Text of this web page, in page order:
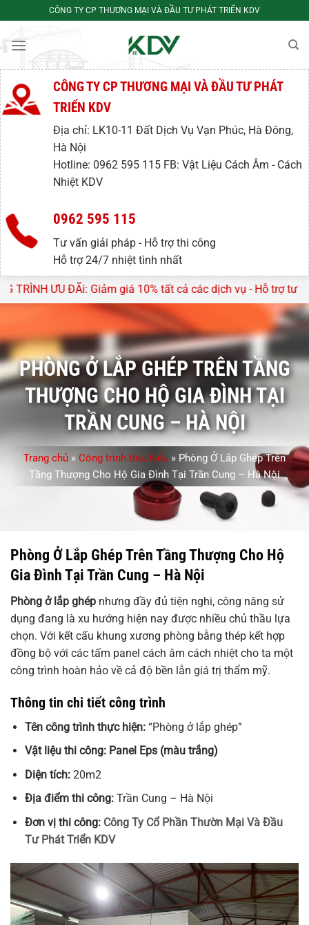
nội
CÔNG TY CP THƯƠNG MẠI VÀ ĐẦU TƯ PHÁT TRIỂN KDV
CÔNG TY CP THƯƠNG MẠI VÀ ĐẦU TƯ PHÁT
TRIỂN KDV
Địa chỉ: LK10-11 Đất Dịch Vụ Vạn Phúc, Hà Đông,
Hà Nội
Hotline: 0962 595 115 FB: Vật Liệu Cách Âm - Cách
Nhiệt KDV
0962 595 115
Tư vấn giải pháp - Hỗ trợ thi công
Hỗ trợ 24/7 nhiệt tình nhất
giá 10% tất cả các dịch vụ - Hỗ trợ tư vấn, lên thiết kế
PHÒNG Ở LẮP GHÉP TRÊN TẦNG
THƯỢNG CHO HỘ GIA ĐÌNH TẠI
TRẦN CUNG – HÀ NỘI
Trang chủ » Công trình tiêu biểu » Phòng Ở Lắp Ghép Trên
Tầng Thượng Cho Hộ Gia Đình Tại Trần Cung – Hà Nội
Phòng Ở Lắp Ghép Trên Tầng Thượng Cho Hộ
Gia Đình Tại Trần Cung – Hà Nội
Phòng ở lắp ghép nhưng đầy đủ tiện nghi, công năng sử
dụng đang là xu hướng hiện nay được nhiều chủ thầu lựa
chọn. Với kết cấu khung xương phòng bằng thép kết hợp
đồng bộ với các tấm panel cách âm cách nhiệt cho ta một
công trình hoàn hảo về cả độ bền lẫn giá trị thẩm mỹ.
Thông tin chi tiết công trình
Tên công trình thực hiện:“Phòng ở lắp ghép”
Vật liệu thi công: Panel Eps (màu trắng)
Diện tích:20m2
Địa điểm thi công:Trần Cung – Hà Nội
Đơn vị thi công:Công Ty Cổ Phần Thườn Mại Và Đầu
Tư Phát Triển KDV